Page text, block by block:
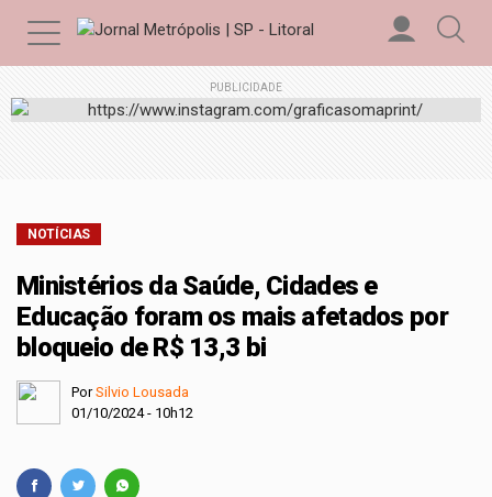
PUBLICIDADE
NOTÍCIAS
Ministérios da Saúde, Cidades e
Educação foram os mais afetados por
bloqueio de R$ 13,3 bi
PorSilvio Lousada
01/10/2024 - 10h12